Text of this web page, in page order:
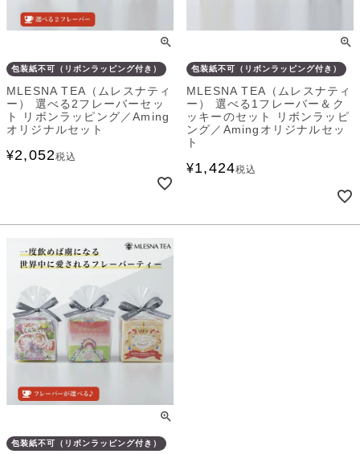
包装紙不可（リボンラッピング付き）
MLESNA TEA（ムレスナティ
ー） 選べる2フレーバーセッ
ト リボンラッピング／Aming
オリジナルセット
¥2,052税込
包装紙不可（リボンラッピング付き）
MLESNA TEA（ムレスナティ
ー） 選べる1フレーバー＆ク
ッキーのセット リボンラッピ
ング／Amingオリジナルセッ
ト
¥1,424税込
包装紙不可（リボンラッピング付き）